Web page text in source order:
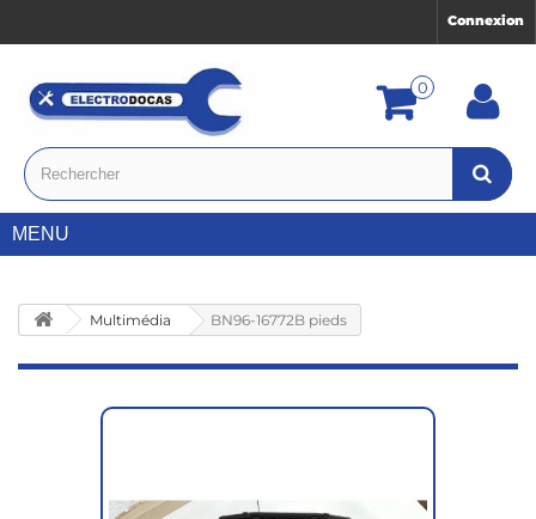
Connexion
0
MENU
Multimédia BN96-16772B pieds